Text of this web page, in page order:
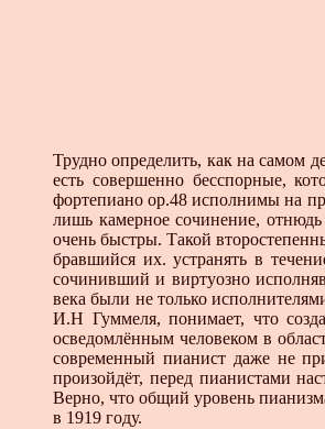
Трудно определить, как на самом
есть совершенно бесспорные,
фортепиано ор.48 исполнимы на
лишь камерное сочинение,
очень быстры. Такой
бравшийся их. устранять в
сочинивший и виртуозно
века были не только
И.Н Гуммеля, понимает, что
осведомлённым человеком в
современный пианист даже не
произойдёт, перед пианистами
Верно, что общий уровень
в 1919 году.